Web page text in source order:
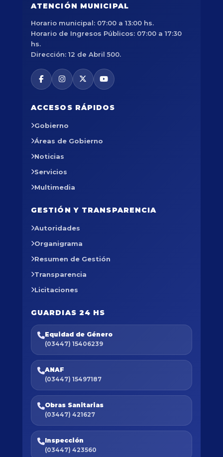
ATENCIÓN MUNICIPAL
Horario municipal: 07:00 a 13:00 hs.
Horario de Ingresos Públicos: 07:00 a 17:30
hs.
Dirección: 12 de Abril 500.
ACCESOS RÁPIDOS
Gobierno
Áreas de Gobierno
Noticias
Servicios
Multimedia
GESTIÓN Y TRANSPARENCIA
Autoridades
Organigrama
Resumen de Gestión
Transparencia
Licitaciones
GUARDIAS 24 HS
Equidad de Género
(03447) 15406239
ANAF
(03447) 15497187
Obras Sanitarias
(03447) 421627
Inspección
(03447) 423560